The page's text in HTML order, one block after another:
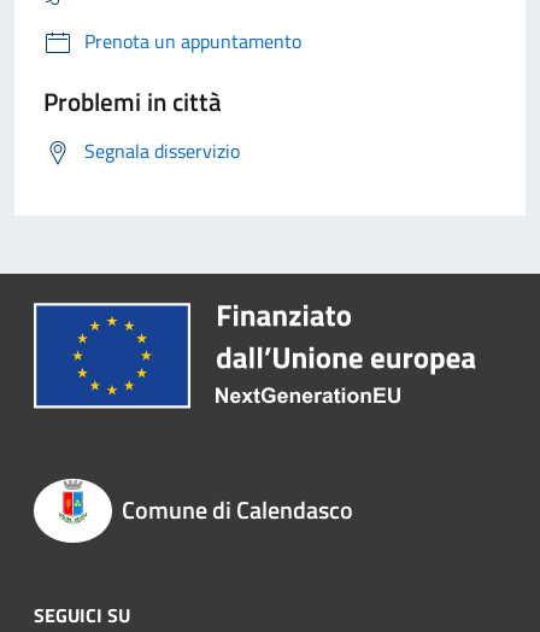
Prenota un appuntamento
Problemi in città
Segnala disservizio
Comune di Calendasco
SEGUICI SU